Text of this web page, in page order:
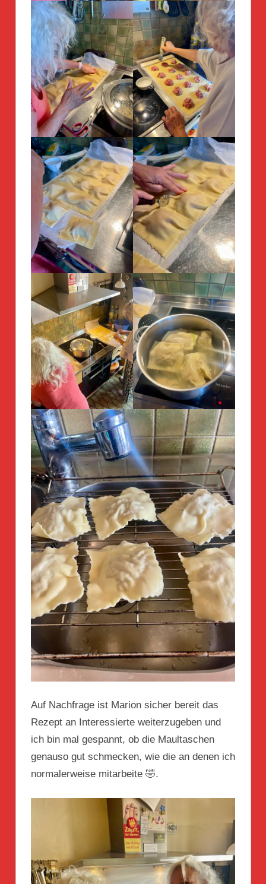
Auf Nachfrage ist Marion sicher bereit das
Rezept an Interessierte weiterzugeben und
ich bin mal gespannt, ob die Maultaschen
genauso gut schmecken, wie die an denen ich
normalerweise mitarbeite 🤣.